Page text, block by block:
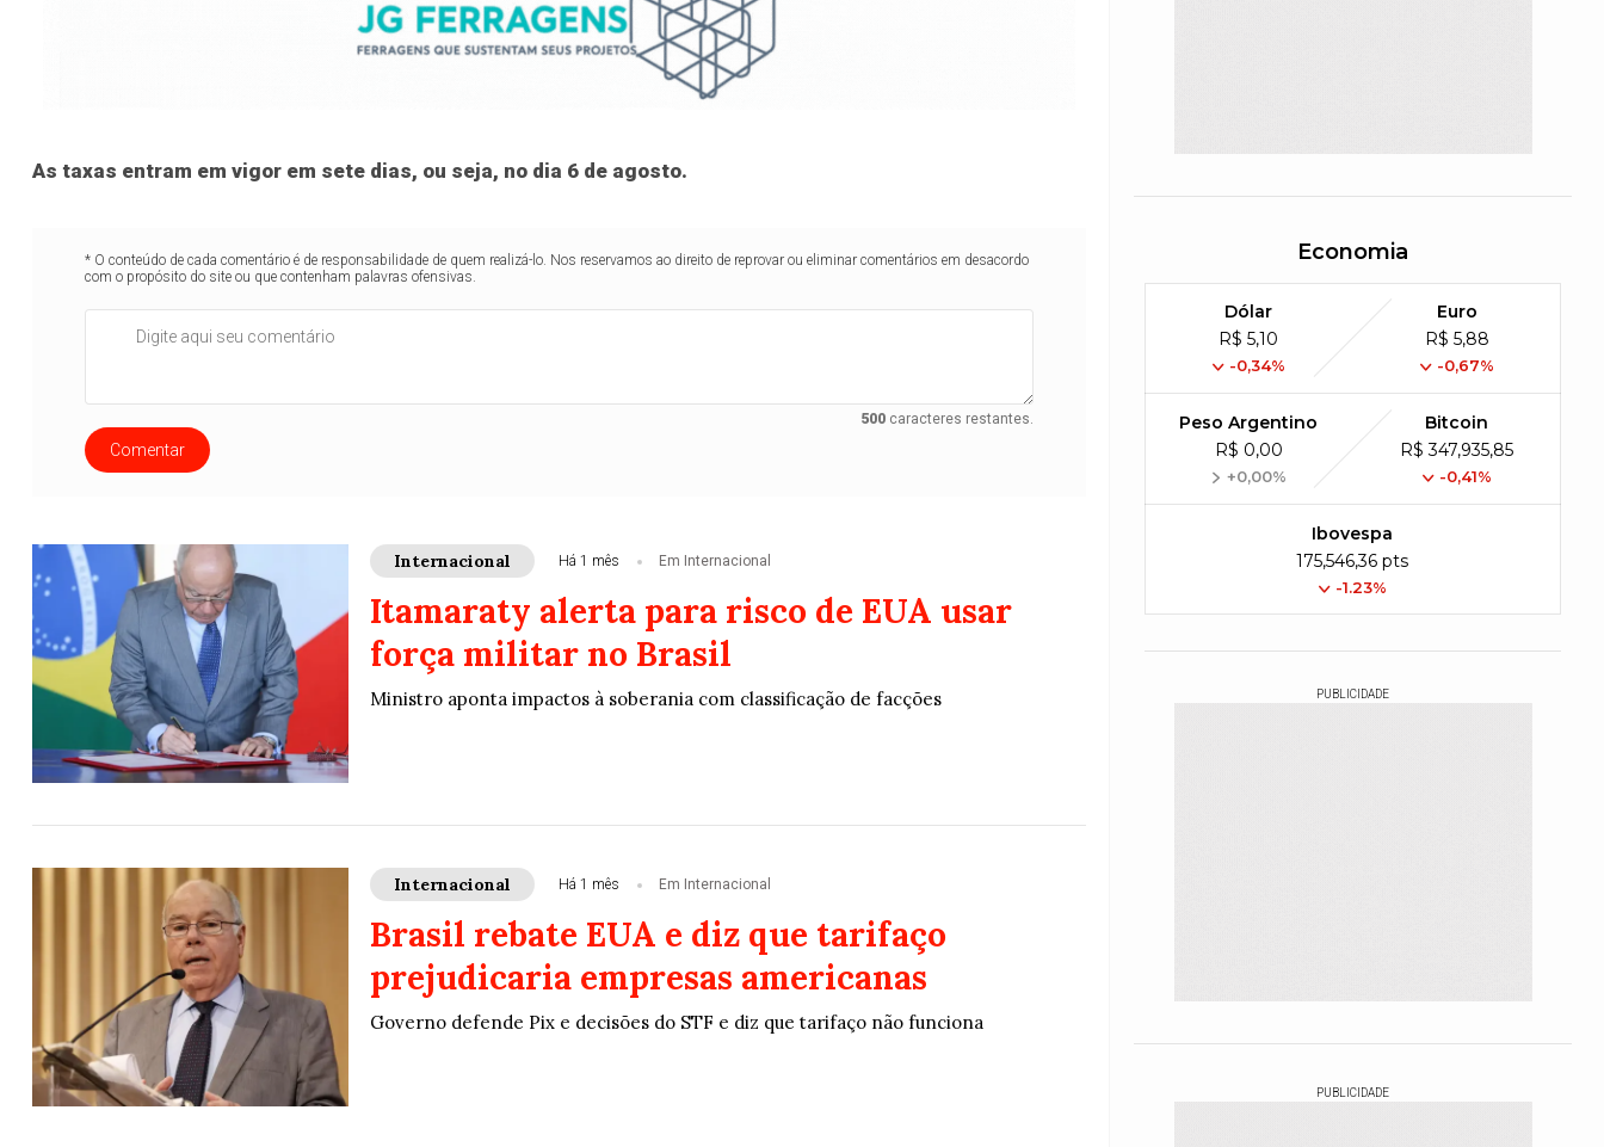
As taxas entram em vigor em sete dias, ou seja, no dia 6 de agosto.
* O conteúdo de cada comentário é de responsabilidade de quem realizá-lo. Nos reservamos ao direito de reprovar ou eliminar comentários em desacordo
com o propósito do site ou que contenham palavras ofensivas.
500caracteres restantes.
Comentar
Internacional Há 1 mês Em Internacional
Itamaraty alerta para risco de EUA usar
força militar no Brasil
Ministro aponta impactos à soberania com classificação de facções
Internacional Há 1 mês Em Internacional
Brasil rebate EUA e diz que tarifaço
prejudicaria empresas americanas
Governo defende Pix e decisões do STF e diz que tarifaço não funciona
Economia
Dólar
R$ 5,10
-0,34%
Euro
R$ 5,88
-0,67%
Peso Argentino
R$ 0,00
+0,00%
Bitcoin
R$ 347,935,85
-0,41%
Ibovespa
175,546,36 pts
-1.23%
PUBLICIDADE
PUBLICIDADE